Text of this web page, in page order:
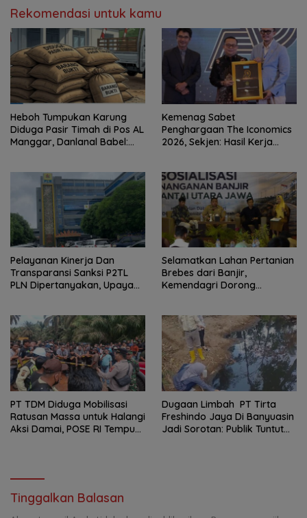
Rekomendasi untuk kamu
Heboh Tumpukan Karung
Diduga Pasir Timah di Pos AL
Manggar, Danlanal Babel:
Kemenag Sabet
Penghargaan The Iconomics
2026, Sekjen: Hasil Kerja
Pelayanan Kinerja Dan
Transparansi Sanksi P2TL
PLN Dipertanyakan, Upaya
Selamatkan Lahan Pertanian
Brebes dari Banjir,
Kemendagri Dorong
PT TDM Diduga Mobilisasi
Ratusan Massa untuk Halangi
Aksi Damai, POSE RI Tempuh
Dugaan Limbah PT Tirta
Freshindo Jaya Di Banyuasin
Jadi Sorotan: Publik Tuntut
Tinggalkan Balasan